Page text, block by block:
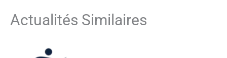
Actualités Similaires